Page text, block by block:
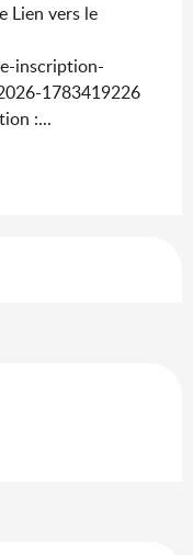
Lien vers le
inscription-
1783419226
:...